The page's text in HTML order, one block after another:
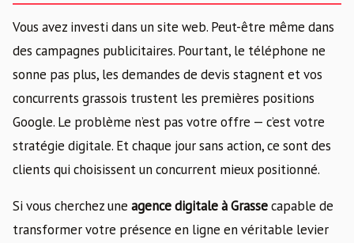
Vous avez investi dans un site web. Peut-être même dans
des campagnes publicitaires. Pourtant, le téléphone ne
sonne pas plus, les demandes de devis stagnent et vos
concurrents grassois trustent les premières positions
Google. Le problème n’est pas votre offre — c’est votre
stratégie digitale. Et chaque jour sans action, ce sont des
clients qui choisissent un concurrent mieux positionné.
Si vous cherchez une agence digitale à Grassecapable de
transformer votre présence en ligne en véritable levier